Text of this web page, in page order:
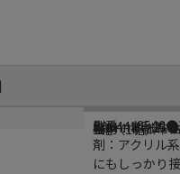
型番
剤：アクリル
にもしっかり
EA944MF-21B
幅
基材：不織布
1箱（1箱）